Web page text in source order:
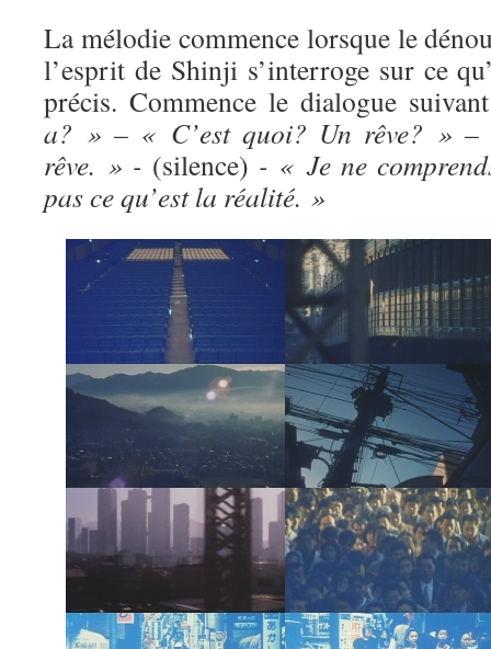
La mélodie commence lorsque le
l’esprit de Shinji s’interroge sur ce
précis. Commence le dialogue
a? » – « C’est quoi? Un rêve? »
rêve. » - (silence) - « Je ne
pas ce qu’est la réalité. »